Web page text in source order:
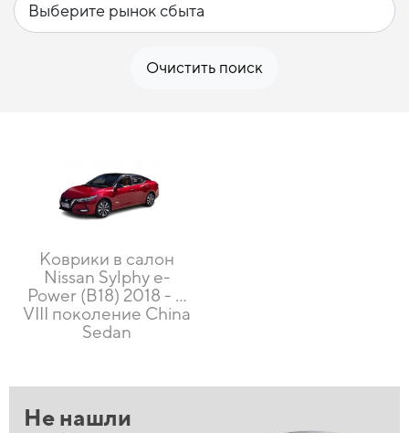
Очистить поиск
Коврики в салон
Nissan Sylphy e-
Power (B18) 2018 - …
VIII поколение China
Sedan
Не нашли